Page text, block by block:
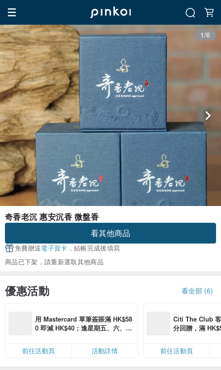
1/6
奇香老沉 惠安沉香 微盤香
看其他商品
免費贈送電子賀卡 ，結帳完成後填寫
商品已下架，請重新選取其他商品
優惠活動 看全部 (6)
用 Mastercard 單筆簽賬滿 HK$58
0 即減 HK$40；逢星期五、六、日
限，額滿即止，僅限「常用信用
卡」結帳）
前往活動頁 活動詳情
Citi The Club
分回贈，滿
前往活動頁